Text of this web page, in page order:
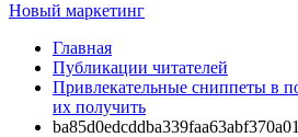
Новый маркетинг
Главная
Публикации читателей
Привлекательные сниппеты в
их получить